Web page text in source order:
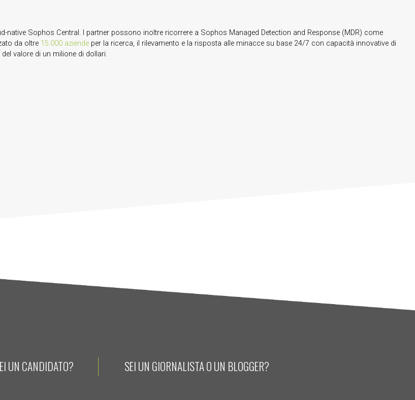
native Sophos Central. I partner possono inoltre ricorrere a Sophos Managed Detection and Response (MDR) come
da oltre 15.000 aziende per la ricerca, il rilevamento e la risposta alle minacce su base 24/7 con capacità innovative di
valore di un milione di dollari.
UN CANDIDATO? SEI UN GIORNALISTA O UN BLOGGER?